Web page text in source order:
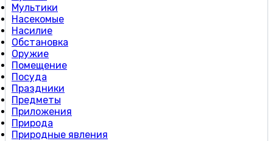
Мультики
Насекомые
Насилие
Обстановка
Оружие
Помещение
Посуда
Праздники
Предметы
Приложения
Природа
Природные явления